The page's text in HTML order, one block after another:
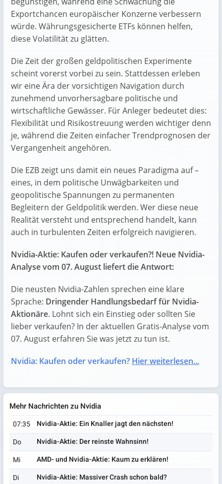
Exportchancen europäischer Konzerne verbessern
würde. Währungsgesicherte ETFs können helfen,
diese Volatilität zu glätten.
Die Zeit der großen geldpolitischen Experimente
scheint vorerst vorbei zu sein. Stattdessen erleben
wir eine Ära der vorsichtigen Navigation durch
zunehmend unvorhersagbare politische und
wirtschaftliche Gewässer. Für Anleger bedeutet dies:
Flexibilität und Risikostreuung werden wichtiger denn
je, während die Zeiten einfacher Trendprognosen der
Vergangenheit angehören.
Die EZB zeigt uns damit ein neues Paradigma auf –
eines, in dem politische Unwägbarkeiten und
geopolitische Spannungen zu permanenten
Begleitern der Geldpolitik werden. Wer diese neue
Realität versteht und entsprechend handelt, kann
auch in turbulenten Zeiten erfolgreich navigieren.
Nvidia-Aktie: Kaufen oder verkaufen?! Neue Nvidia-
Analyse vom 07. August liefert die Antwort:
Die neusten Nvidia-Zahlen sprechen eine klare
Sprache: Dringender Handlungsbedarf für Nvidia-
Aktionäre. Lohnt sich ein Einstieg oder sollten Sie
lieber verkaufen? In der aktuellen Gratis-Analyse vom
07. August erfahren Sie was jetzt zu tun ist.
Nvidia: Kaufen oder verkaufen? Hier weiterlesen...
Mehr Nachrichten zu Nvidia
07:35
Nvidia-Aktie: Ein Knaller jagt den nächsten!
Do
Nvidia-Aktie: Der reinste Wahnsinn!
Mi
AMD- und Nvidia-Aktie: Kaum zu erklären!
Di
Nvidia-Aktie: Massiver Crash schon bald?